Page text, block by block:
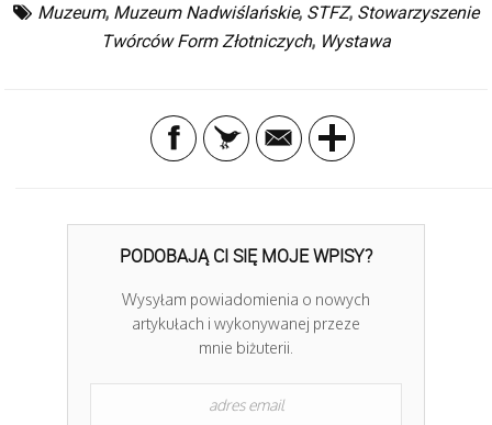
Muzeum, Muzeum Nadwiślańskie, STFZ, Stowarzyszenie
Twórców Form Złotniczych, Wystawa
PODOBAJĄ CI SIĘ MOJE WPISY?
Wysyłam powiadomienia o nowych
artykułach i wykonywanej przeze
mnie biżuterii.